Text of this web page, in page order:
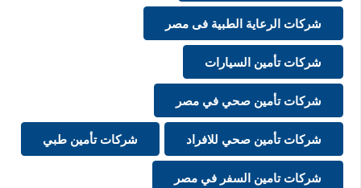
شركات الرعاية الطبية فى مصر
شركات تأمين السيارات
شركات تأمين صحي في مصر
شركات تأمين صحي للافراد شركات تأمين طبي
شركات تامين السفر في مصر